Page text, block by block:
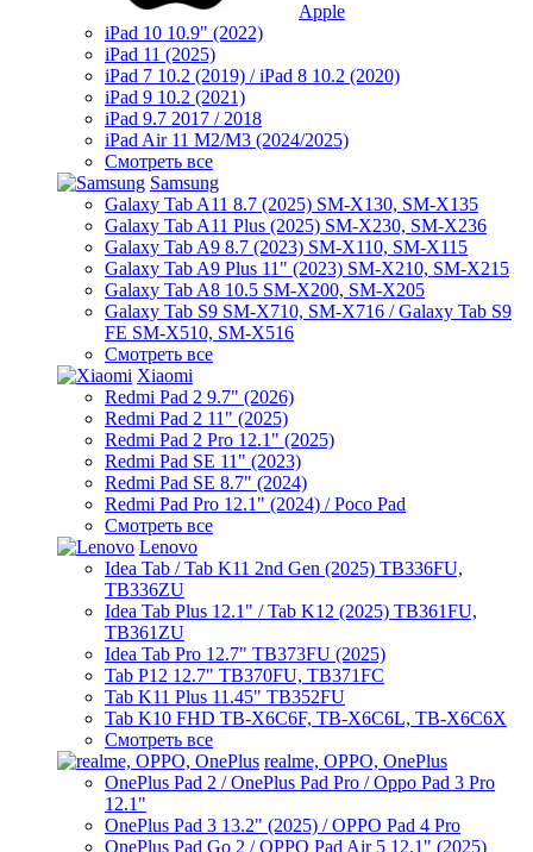
Apple
iPad 10 10.9" (2022)
iPad 11 (2025)
iPad 7 10.2 (2019) / iPad 8 10.2 (2020)
iPad 9 10.2 (2021)
iPad 9.7 2017 / 2018
iPad Air 11 M2/M3 (2024/2025)
Смотреть все
Samsung
Galaxy Tab A11 8.7 (2025) SM-X130, SM-X135
Galaxy Tab A11 Plus (2025) SM-X230, SM-X236
Galaxy Tab A9 8.7 (2023) SM-X110, SM-X115
Galaxy Tab A9 Plus 11" (2023) SM-X210, SM-X215
Galaxy Tab A8 10.5 SM-X200, SM-X205
Galaxy Tab S9 SM-X710, SM-X716 / Galaxy Tab S9
FE SM-X510, SM-X516
Смотреть все
Xiaomi
Redmi Pad 2 9.7" (2026)
Redmi Pad 2 11" (2025)
Redmi Pad 2 Pro 12.1" (2025)
Redmi Pad SE 11" (2023)
Redmi Pad SE 8.7" (2024)
Redmi Pad Pro 12.1" (2024) / Poco Pad
Смотреть все
Lenovo
Idea Tab / Tab K11 2nd Gen (2025) TB336FU,
TB336ZU
Idea Tab Plus 12.1" / Tab K12 (2025) TB361FU,
TB361ZU
Idea Tab Pro 12.7" TB373FU (2025)
Tab P12 12.7" TB370FU, TB371FC
Tab K11 Plus 11.45" TB352FU
Tab K10 FHD TB-X6C6F, TB-X6C6L, TB-X6C6X
Смотреть все
realme, OPPO, OnePlus
OnePlus Pad 2 / OnePlus Pad Pro / Oppo Pad 3 Pro
12.1"
OnePlus Pad 3 13.2" (2025) / OPPO Pad 4 Pro
OnePlus Pad Go 2 / OPPO Pad Air 5 12.1" (2025)